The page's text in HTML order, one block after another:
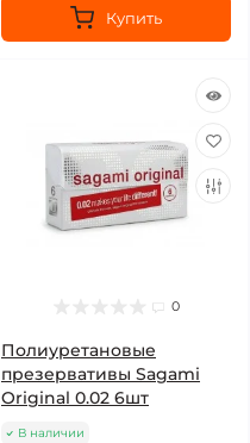
Купить
0
Полиуретановые
презервативы Sagami
Original 0.02 6шт
В наличии